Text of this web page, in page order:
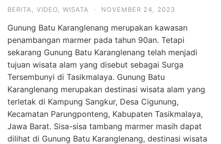
BERITA VIDEO WISATA · NOVEMBER 24, 2023
Gunung Batu Karanglenang merupakan kawasan
penambangan marmer pada tahun 90an. Tetapi
sekarang Gunung Batu Karanglenang telah menjadi
tujuan wisata alam yang disebut sebagai Surga
Tersembunyi di Tasikmalaya. Gunung Batu
Karanglenang merupakan destinasi wisata alam yang
terletak di Kampung Sangkur, Desa Cigunung,
Kecamatan Parungponteng, Kabupaten Tasikmalaya,
Jawa Barat. Sisa-sisa tambang marmer masih dapat
dilihat di Gunung Batu Karanglenang, destinasi wisata